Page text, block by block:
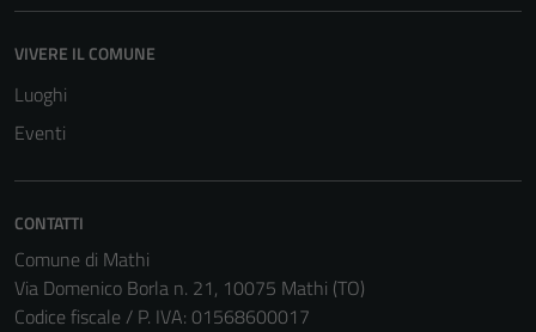
VIVERE IL COMUNE
Luoghi
Eventi
CONTATTI
Comune di Mathi
Via Domenico Borla n. 21, 10075 Mathi (TO)
Codice fiscale / P. IVA: 01568600017
non raccolgono